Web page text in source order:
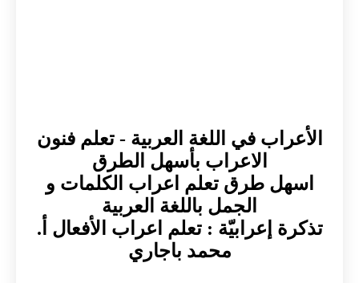
الأعراب في اللغة العربية - تعلم فنون
الاعراب بأسهل الطرق
اسهل طرق تعلم اعراب الكلمات و
الجمل باللغة العربية
تذكرة إعرابيّة : تعلم اعراب الأفعال أ.
محمد باجاري